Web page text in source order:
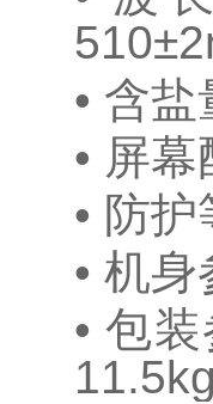
• 含盐
• 屏幕
• 防护
• 机身
•包